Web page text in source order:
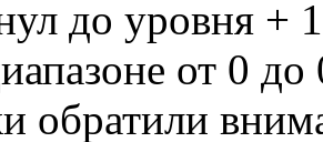
до уровня +
от 0
обратили